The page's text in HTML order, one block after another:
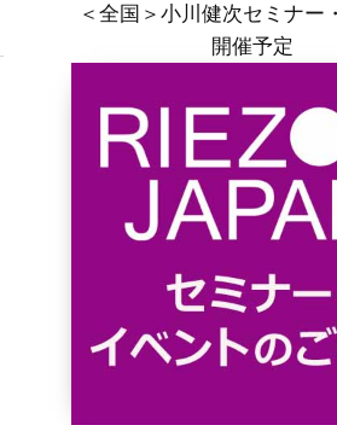
＜全国＞小川健次セミナー
開催予定